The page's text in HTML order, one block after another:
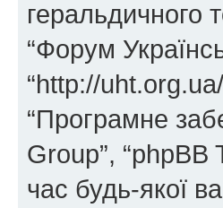
геральдичного
“Форум
“http://uht.org.ua/
“Програмне
Group”, “phpBB
час будь-якої